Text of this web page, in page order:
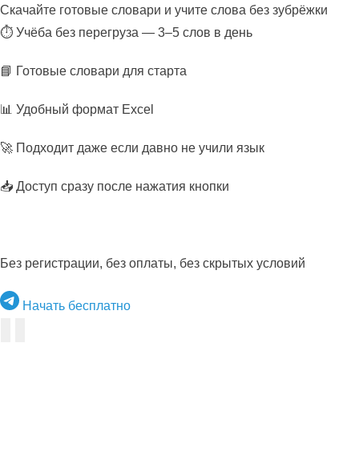
Скачайте готовые словари и учите слова без зубрёжки
⏱ Учёба без перегруза — 3–5 слов в день
📘 Готовые словари для старта
📊 Удобный формат Excel
🚀 Подходит даже если давно не учили язык
📥 Доступ сразу после нажатия кнопки
Без регистрации, без оплаты, без скрытых условий
Начать бесплатно